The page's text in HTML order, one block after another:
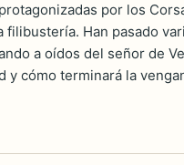
por los
Han pasado
a oídos del señor de
y cómo terminará la